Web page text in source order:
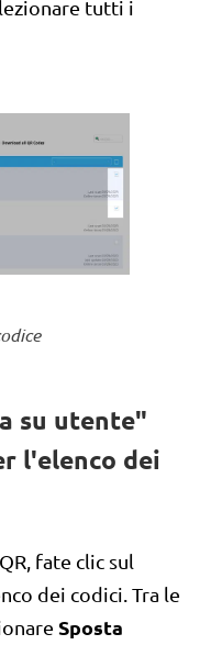
tutti i
su utente"
l'elenco dei
fate clic sul
dei codici. Tra le
Sposta